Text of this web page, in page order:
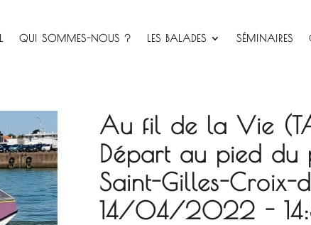
QUI SOMMES-NOUS ? LES BALADES SÉMINAIRES
Au fil de la Vie
Départ au pied
Saint-Gilles-Croix-
14/04/2022 -